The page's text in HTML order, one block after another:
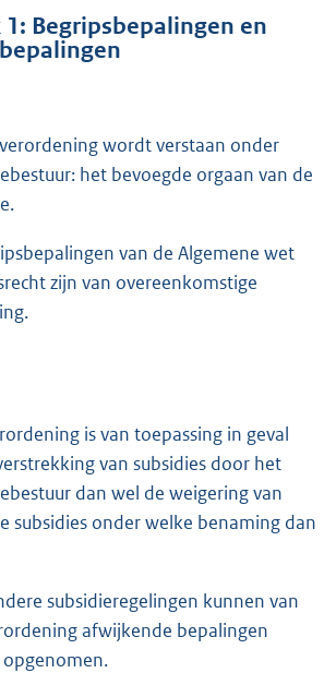
Begripsbepalingen en
wordt verstaan onder
het bevoegde orgaan van de
van de Algemene wet
zijn van overeenkomstige
is van toepassing in geval
van subsidies door het
dan wel de weigering van
subsidies onder welke benaming dan
subsidieregelingen kunnen van
afwijkende bepalingen